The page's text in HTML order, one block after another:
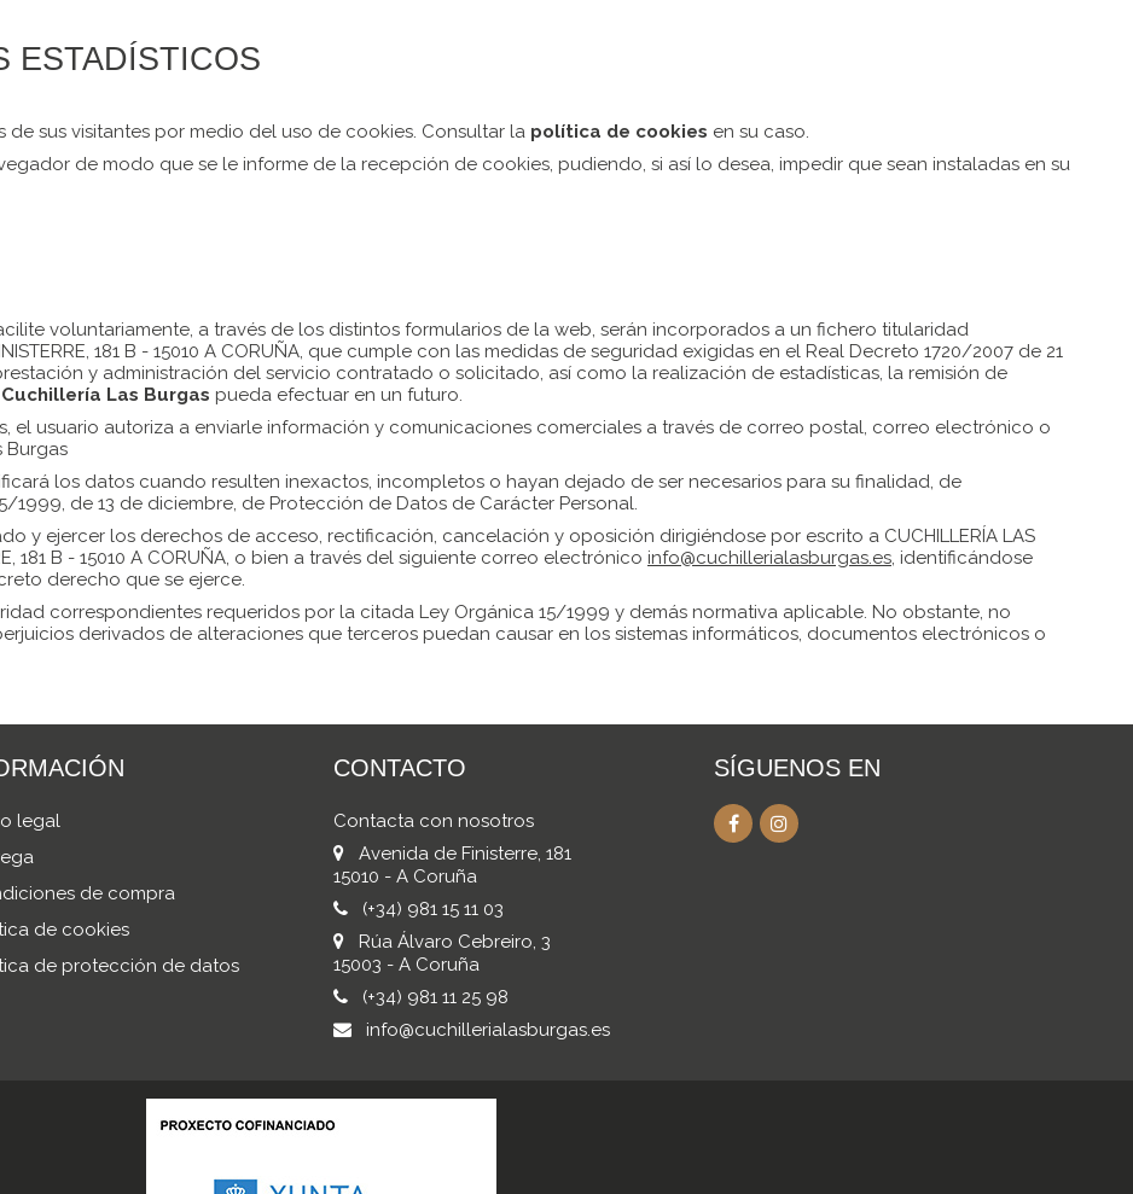
ESTADÍSTICOS
sus visitantes por medio del uso de cookies. Consultar la política de cookies en su caso.
de modo que se le informe de la recepción de cookies, pudiendo, si así lo desea, impedir que sean instaladas en su
voluntariamente, a través de los distintos formularios de la web, serán incorporados a un fichero titularidad
181 B - 15010 A CORUÑA, que cumple con las medidas de seguridad exigidas en el Real Decreto 1720/2007 de 21
y administración del servicio contratado o solicitado, así como la realización de estadísticas, la remisión de
Cuchillería Las Burgas pueda efectuar en un futuro.
el usuario autoriza a enviarle información y comunicaciones comerciales a través de correo postal, correo electrónico o
Burgas
los datos cuando resulten inexactos, incompletos o hayan dejado de ser necesarios para su finalidad, de
de 13 de diciembre, de Protección de Datos de Carácter Personal.
y ejercer los derechos de acceso, rectificación, cancelación y oposición dirigiéndose por escrito a CUCHILLERÍA LAS
181 B - 15010 A CORUÑA, o bien a través del siguiente correo electrónico info@cuchillerialasburgas.es, identificándose
derecho que se ejerce.
correspondientes requeridos por la citada Ley Orgánica 15/1999 y demás normativa aplicable. No obstante, no
derivados de alteraciones que terceros puedan causar en los sistemas informáticos, documentos electrónicos o
legal
de compra
de cookies
de protección de datos
CONTACTO
Contacta con nosotros
Avenida de Finisterre, 181
15010 - A Coruña
(+34) 981 15 11 03
Rúa Álvaro Cebreiro, 3
15003 - A Coruña
(+34) 981 11 25 98
info@cuchillerialasburgas.es
SÍGUENOS EN